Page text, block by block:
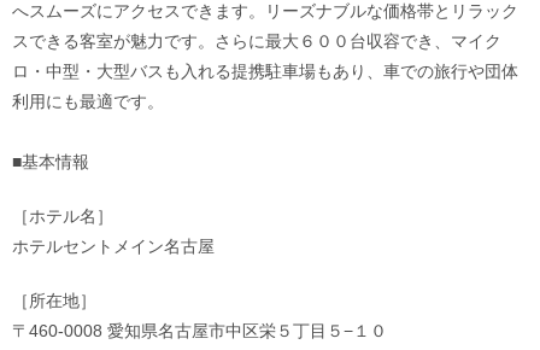
へスムーズにアクセスできます。リーズナブルな価格帯とリラック
スできる客室が魅力です。さらに最大６００台収容でき、マイク
ロ・中型・大型バスも入れる提携駐車場もあり、車での旅行や団体
利用にも最適です。
■基本情報
［ホテル名］
ホテルセントメイン名古屋
［所在地］
〒460-0008 愛知県名古屋市中区栄５丁目５−１０